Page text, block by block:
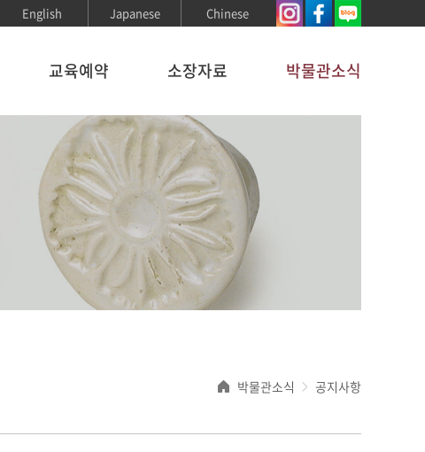
English Japanese Chinese
교육예약 소장자료 박물관소식
박물관소식 > 공지사항